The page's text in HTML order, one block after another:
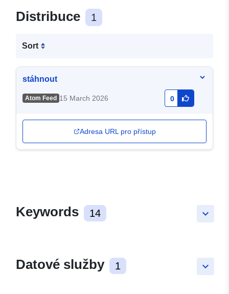
Distribuce 1
Sort
stáhnout
Atom Feed 15 March 2026 0
Adresa URL pro přístup
keyboard_arrow_down
Keywords 14
keyboard_arrow_down
Datové služby 1